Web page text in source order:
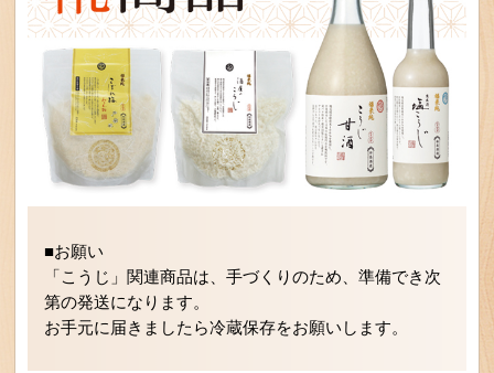
■お願い
「こうじ」関連商品は、手づくりのため、準備でき次
第の発送になります。
お手元に届きましたら冷蔵保存をお願いします。